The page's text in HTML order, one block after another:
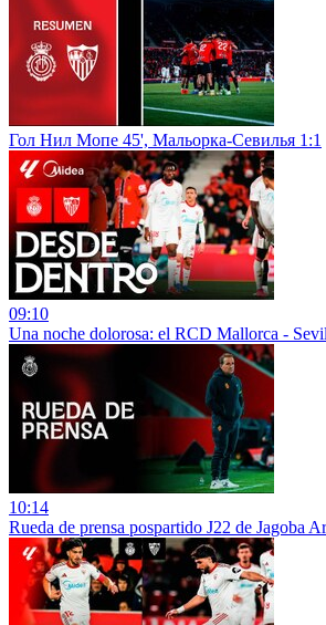
Гол Нил Мопе 45', Мальорка-Севилья 1:1
09:10
Una noche dolorosa: el RCD Mallorca -
10:14
Rueda de prensa pospartido J22 de Jagoba